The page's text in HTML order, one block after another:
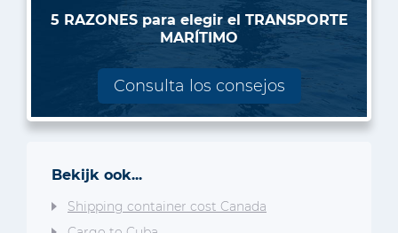
5 RAZONES para elegir el TRANSPORTE
MARÍTIMO
Consulta los consejos
Bekijk ook...
Shipping container cost Canada